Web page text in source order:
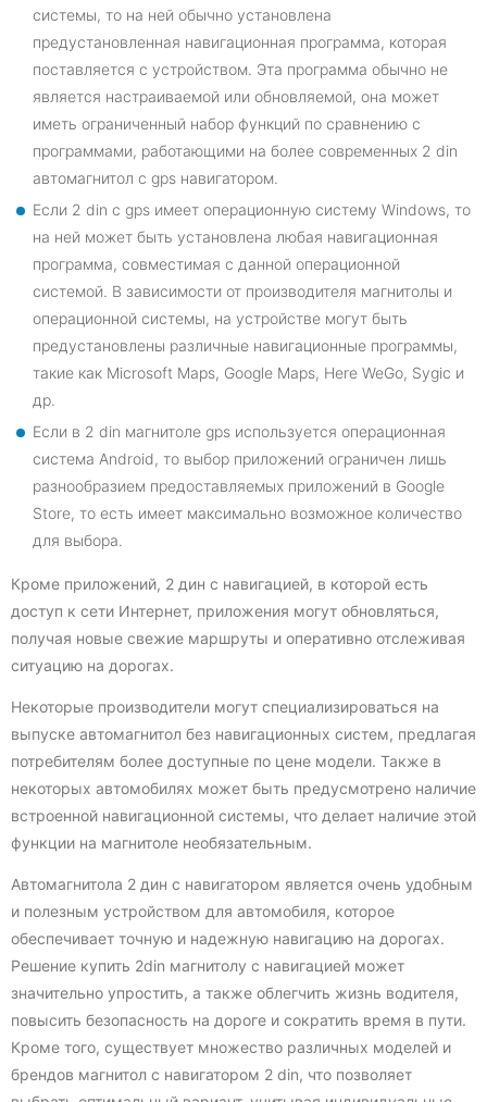
системы, то на ней обычно установлена
предустановленная навигационная программа, которая
поставляется с устройством. Эта программа обычно не
является настраиваемой или обновляемой, она может
иметь ограниченный набор функций по сравнению с
программами, работающими на более современных 2 din
автомагнитол с gps навигатором.
Если 2 din с gps имеет операционную систему Windows, то
на ней может быть установлена любая навигационная
программа, совместимая с данной операционной
системой. В зависимости от производителя магнитолы и
операционной системы, на устройстве могут быть
предустановлены различные навигационные программы,
такие как Microsoft Maps, Google Maps, Here WeGo, Sygic и
др.
Если в 2 din магнитоле gps используется операционная
система Android, то выбор приложений ограничен лишь
разнообразием предоставляемых приложений в Google
Store, то есть имеет максимально возможное количество
для выбора.
Кроме приложений, 2 дин с навигацией, в которой есть
доступ к сети Интернет, приложения могут обновляться,
получая новые свежие маршруты и оперативно отслеживая
ситуацию на дорогах.
Некоторые производители могут специализироваться на
выпуске автомагнитол без навигационных систем, предлагая
потребителям более доступные по цене модели. Также в
некоторых автомобилях может быть предусмотрено наличие
встроенной навигационной системы, что делает наличие этой
функции на магнитоле необязательным.
Автомагнитола 2 дин с навигатором является очень удобным
и полезным устройством для автомобиля, которое
обеспечивает точную и надежную навигацию на дорогах.
Решение купить 2din магнитолу с навигацией может
значительно упростить, а также облегчить жизнь водителя,
повысить безопасность на дороге и сократить время в пути.
Кроме того, существует множество различных моделей и
брендов магнитол с навигатором 2 din, что позволяет